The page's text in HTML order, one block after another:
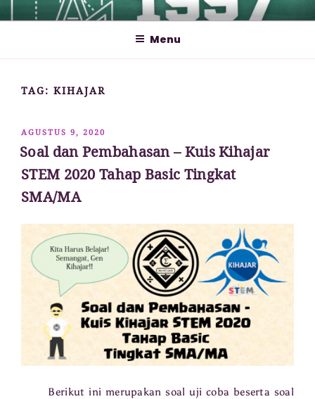
Lompat
ke MATHCYBER1997
God used beautiful mathematics in creating the world – Paul
Menu
TAG: KIHAJAR
DIPOSKAN
PADA
AGUSTUS 9, 2020
Soal dan Pembahasan – Kuis Kihajar
STEM 2020 Tahap Basic Tingkat
SMA/MA
Berikut ini merupakan soal uji coba beserta soal